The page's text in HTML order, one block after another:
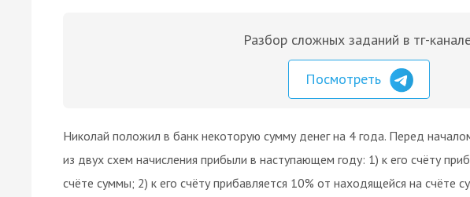
Разбор сложных заданий в тг-
Посмотреть
Николай положил в банк некоторую сумму денег на 4 года. Перед
из двух схем начисления прибыли в наступающем году: 1) к его счёту
счёте суммы; 2) к его счёту прибавляется 10% от находящейся на счёте